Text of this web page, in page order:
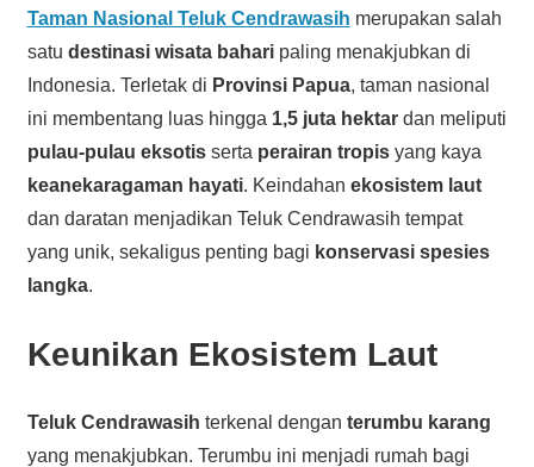
Taman Nasional Teluk Cendrawasih merupakan salah
satu destinasi wisata baharipaling menakjubkan di
Indonesia. Terletak di Provinsi Papua, taman nasional
ini membentang luas hingga 1,5 juta hektardan meliputi
pulau-pulau eksotisserta perairan tropisyang kaya
keanekaragaman hayati. Keindahan ekosistem laut
dan daratan menjadikan Teluk Cendrawasih tempat
yang unik, sekaligus penting bagi konservasi spesies
langka.
Keunikan Ekosistem Laut
Teluk Cendrawasih terkenal dengan terumbu karang
yang menakjubkan. Terumbu ini menjadi rumah bagi